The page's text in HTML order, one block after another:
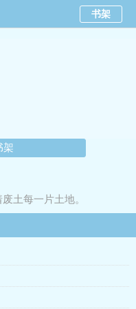
书架
架
土每一片土地。
“